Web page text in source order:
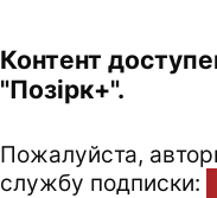
Контент
"Позірк+".
Пожалуйста,
службу подписки: